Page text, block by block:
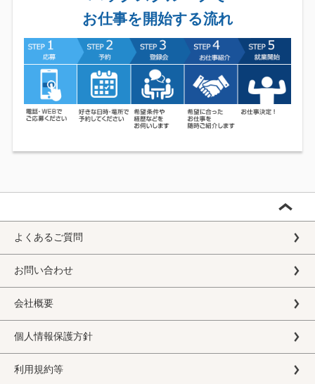
お仕事を開始する流れ
よくあるご質問
お問い合わせ
会社概要
個人情報保護方針
利用規約等